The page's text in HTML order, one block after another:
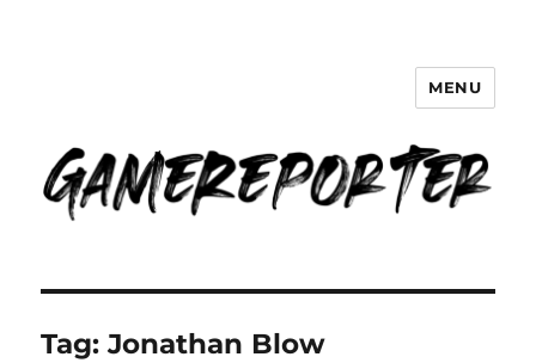
GameReporter | Cultura Gamer
MENU
Tag:Jonathan Blow